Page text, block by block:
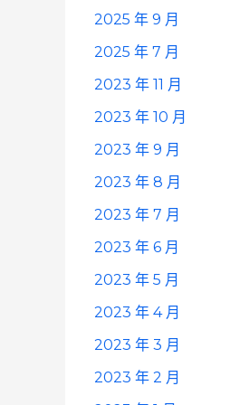
2025 年 9 月
2025 年 7 月
2023 年 11 月
2023 年 10 月
2023 年 9 月
2023 年 8 月
2023 年 7 月
2023 年 6 月
2023 年 5 月
2023 年 4 月
2023 年 3 月
2023 年 2 月